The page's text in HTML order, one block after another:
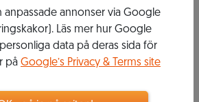
anpassade annonser via Google
Läs mer hur Google
data på deras sida för
på Google’s Privacy & Terms site